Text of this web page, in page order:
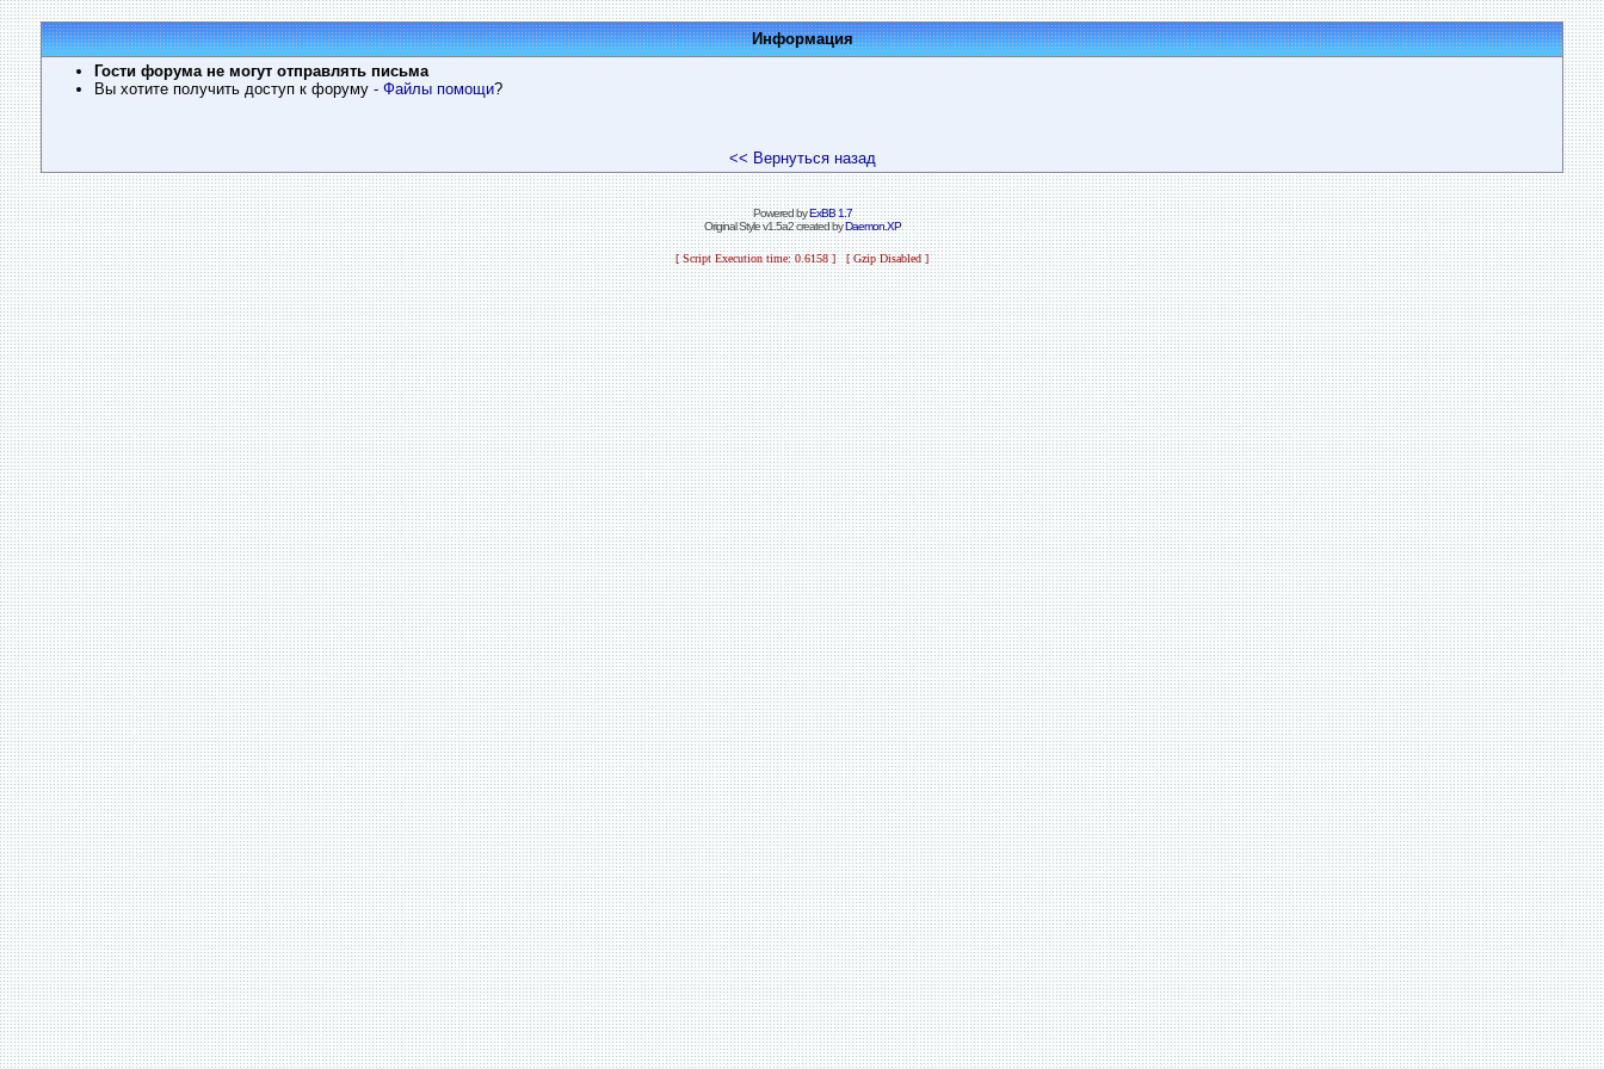
Информация
Гости форума не могут отправлять письма
Вы хотите получить доступ к форуму - Файлы помощи?
<< Вернуться назад
Powered byExBB 1.7
Original Style v1.5a2 created byDaemon.XP
[ Script Execution time: 0.6158 ] [ Gzip Disabled ]